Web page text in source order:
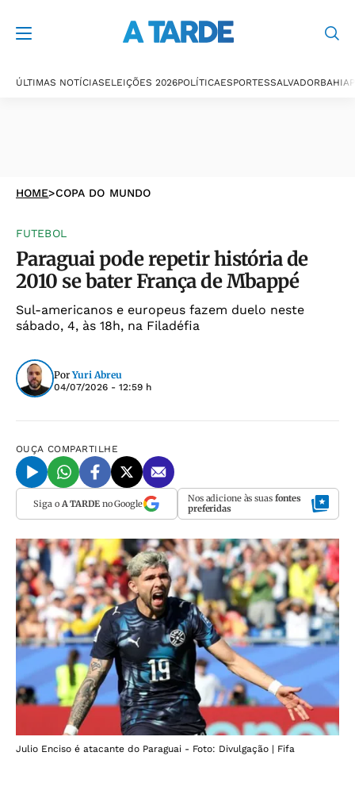
ÚLTIMAS NOTÍCIASELEIÇÕES 2026POLÍTICAESPORTESSALVADORBAHIA
HOME>COPA DO MUNDO
FUTEBOL
Paraguai pode repetir história de
2010 se bater França de Mbappé
Sul-americanos e europeus fazem duelo neste
sábado, 4, às 18h, na Filadéfia
Por Yuri Abreu
04/07/2026 - 12:59 h
OUÇA COMPARTILHE
Siga o A TARDEno Google Nos adicione às suas fontes
preferidas
Julio Enciso é atacante do Paraguai - Foto: Divulgação | Fifa